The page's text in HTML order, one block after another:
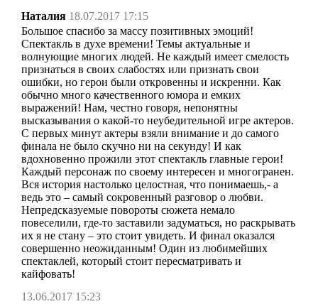
Наталия 18.07.2017 17:15
Большое спасибо за массу позитивных эмоций!
Спектакль в духе времени! Темы актуальные и
волнующие многих людей. Не каждый имеет смелость
признаться в своих слабостях или признать свои
ошибки, но герои были откровенны и искренни. Как
обычно много качественного юмора и емких
выражений! Нам, честно говоря, непонятны
высказывания о какой-то неубедительной игре актеров.
С первых минут актеры взяли внимание и до самого
финала не было скучно ни на секунду! И как
вдохновенно прожили этот спектакль главные герои!
Каждый персонаж по своему интересен и многогранен.
Вся история настолько целостная, что понимаешь,- а
ведь это – самый сокровенный разговор о любви.
Непредсказуемые повороты сюжета немало
повеселили, где-то заставили задуматься, но раскрывать
их я не стану – это стоит увидеть. И финал оказался
совершенно неожиданным! Один из любимейших
спектаклей, который стоит пересматривать и
кайфовать!
13.06.2017 15:23